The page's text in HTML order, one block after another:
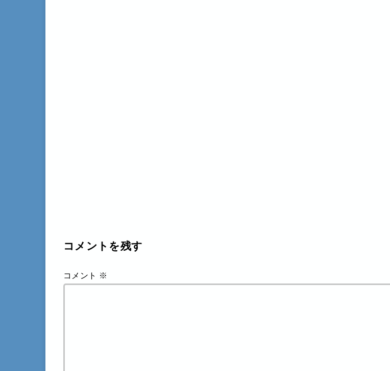
コメントを残す
コメント ※